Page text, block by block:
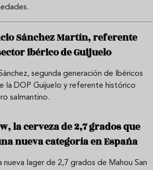
Sánchez Martín, referente
ibérico de Guijuelo
segunda generación de Ibéricos
la DOP Guijuelo y referente histórico
salmantino.
la cerveza de 2,7 grados que
nueva categoría en España
nueva lager de 2,7 grados de Mahou San